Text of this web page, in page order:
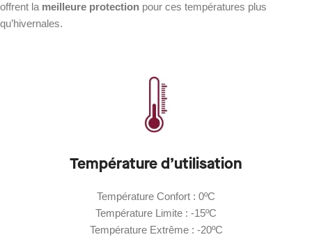
offrent la meilleure protection pour ces températures plus
qu’hivernales.
Température d’utilisation
Température Confort : 0ºC
Température Limite : -15ºC
Température Extrême : -20ºC